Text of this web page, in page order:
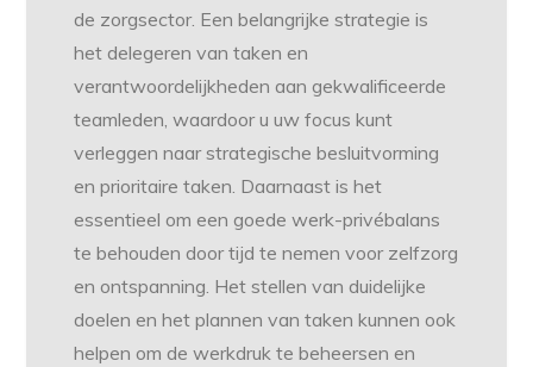
de zorgsector. Een belangrijke strategie is
het delegeren van taken en
verantwoordelijkheden aan gekwalificeerde
teamleden, waardoor u uw focus kunt
verleggen naar strategische besluitvorming
en prioritaire taken. Daarnaast is het
essentieel om een goede werk-privébalans
te behouden door tijd te nemen voor zelfzorg
en ontspanning. Het stellen van duidelijke
doelen en het plannen van taken kunnen ook
helpen om de werkdruk te beheersen en